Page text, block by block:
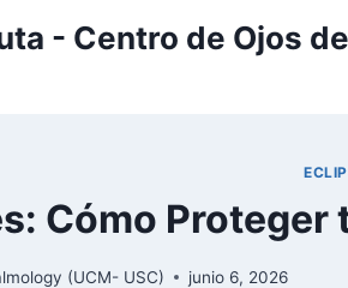
- Centro de Ojos de
Cómo
(UCM- USC) junio 6, 2026